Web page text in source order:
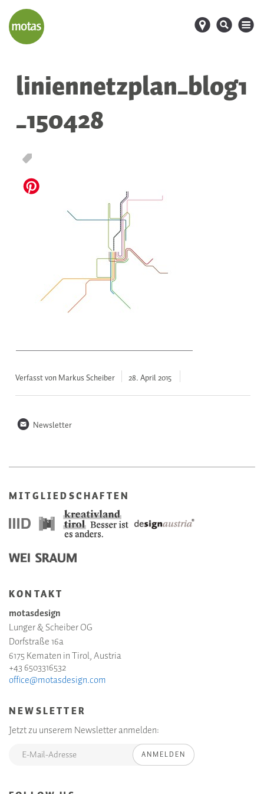
d s M
liniennetzplan_blog1
_150428
T
Verfasst von Markus Scheiber 28. April2015
n Newsletter
MITGLIEDSCHAFTEN
KONTAKT
motasdesign
Lunger & Scheiber OG
Dorfstraße 16a
6175 Kematen in Tirol, Austria
+43 6503316532
office@motasdesign.com
NEWSLETTER
Jetzt zu unserem Newsletter anmelden:
ANMELDEN